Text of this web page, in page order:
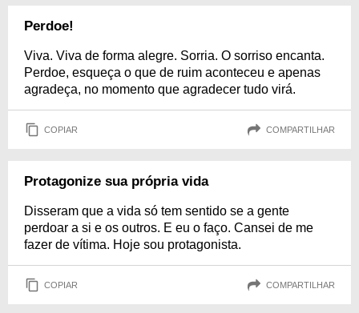
Perdoe!
Viva. Viva de forma alegre. Sorria. O sorriso encanta.
Perdoe, esqueça o que de ruim aconteceu e apenas
agradeça, no momento que agradecer tudo virá.
COPIAR COMPARTILHAR
Protagonize sua própria vida
Disseram que a vida só tem sentido se a gente
perdoar a si e os outros. E eu o faço. Cansei de me
fazer de vítima. Hoje sou protagonista.
COPIAR COMPARTILHAR